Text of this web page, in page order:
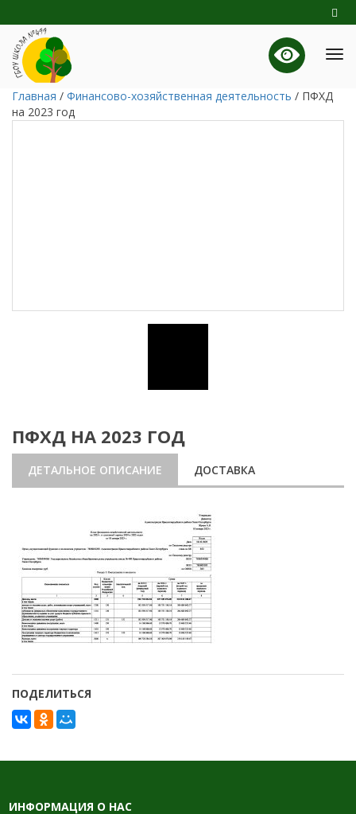
Главная / Финансово-хозяйственная деятельность / ПФХД
на 2023 год
ПФХД НА 2023 ГОД
ДЕТАЛЬНОЕ ОПИСАНИЕ ДОСТАВКА
ПОДЕЛИТЬСЯ
ИНФОРМАЦИЯ О НАС